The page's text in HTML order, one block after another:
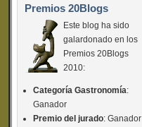
Premios 20Blogs
Este blog ha sido
galardonado en los
Premios 20Blogs
2010:
Categoría Gastronomía:
Ganador
Premio del jurado: Ganador